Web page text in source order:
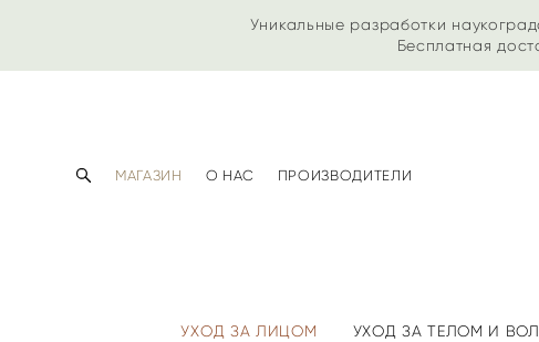
Уникальные разработки
Бесплатная
МАГАЗИН О НАС ПРОИЗВОДИТЕЛИ
УХОД ЗА ЛИЦОМ УХОД ЗА ТЕЛОМ И